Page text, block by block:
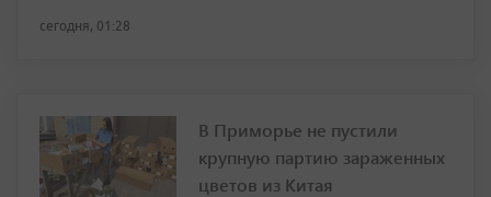
сегодня, 01:28
В Приморье не пустили
крупную партию зараженных
цветов из Китая